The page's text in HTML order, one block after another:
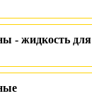
- жидкость для